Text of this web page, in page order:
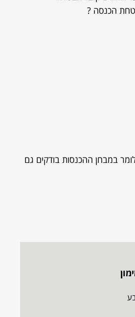
הכנסה ?
במבחן ההכנסות בודקים גם